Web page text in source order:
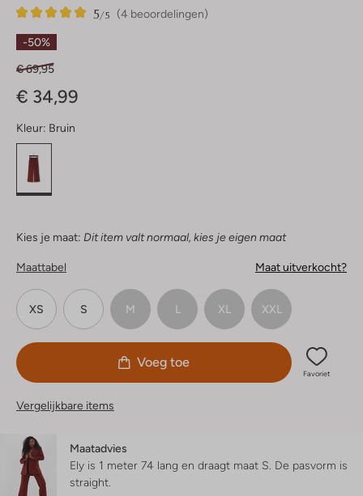
(4 beoordelingen)
5/5
4
5
Sterren
-50%
€ 69,95
€ 34,99
Kleur: Bruin
Kies je maat: Dit item valt normaal, kies je eigen maat
Maattabel Maat uitverkocht?
XS S M L XL XXL
Voeg toe
Favoriet
Vergelijkbare items
Maatadvies
Ely is 1 meter 74 lang en draagt maat S. De pasvorm is
straight